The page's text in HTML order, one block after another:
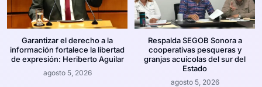
Garantizar el derecho a la
información fortalece la libertad
de expresión: Heriberto Aguilar
agosto 5, 2026
Respalda SEGOB Sonora a
cooperativas pesqueras y
granjas acuícolas del sur del
Estado
agosto 5, 2026